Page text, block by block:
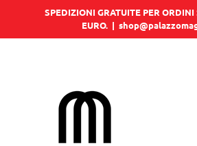
SPEDIZIONI GRATUITE PER ORDINI
EURO. |